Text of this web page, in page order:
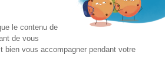
Mentions légales